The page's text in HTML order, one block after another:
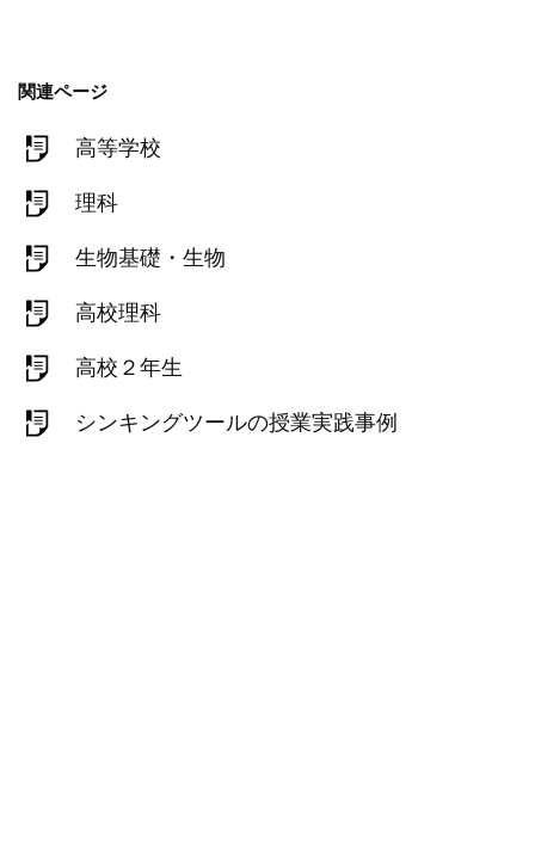
関連ページ
高等学校
理科
生物基礎・生物
高校理科
高校２年生
シンキングツールの授業実践事例